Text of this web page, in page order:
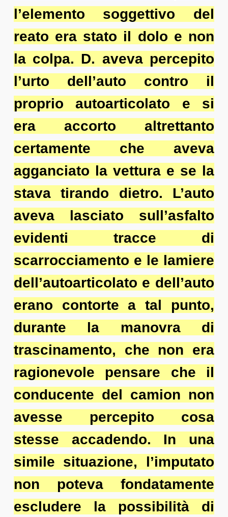
l’elemento soggettivo del
reato era stato il dolo e non
la colpa. D. aveva percepito
l’urto dell’auto contro il
proprio autoarticolato e si
era accorto altrettanto
certamente che aveva
agganciato la vettura e se la
stava tirando dietro. L’auto
aveva lasciato sull’asfalto
evidenti tracce di
scarrocciamento e le lamiere
dell’autoarticolato e dell’auto
erano contorte a tal punto,
durante la manovra di
trascinamento, che non era
ragionevole pensare che il
conducente del camion non
avesse percepito cosa
stesse accadendo. In una
simile situazione, l’imputato
non poteva fondatamente
escludere la possibilità di